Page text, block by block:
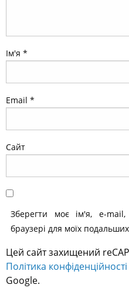
Ім'я *
Email *
Сайт
Зберегти моє ім'я, e-
браузері для моїх
Цей сайт захищений
Політика конфіденційності
Google.